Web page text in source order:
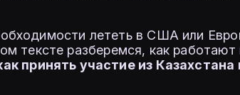
лететь в США или
тексте разберемся, как
принять участие из Казахстана